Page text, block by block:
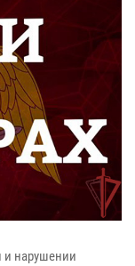
и нарушении